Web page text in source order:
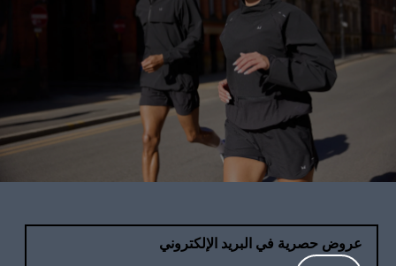
عروض حصرية في البريد الإلكتروني